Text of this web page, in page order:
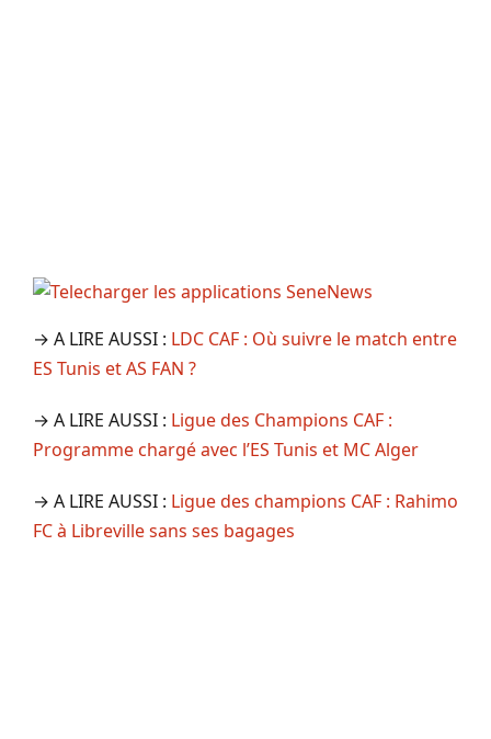
→ A LIRE AUSSI : LDC CAF : Où suivre le match entre
ES Tunis et AS FAN ?
→ A LIRE AUSSI : Ligue des Champions CAF :
Programme chargé avec l’ES Tunis et MC Alger
→ A LIRE AUSSI : Ligue des champions CAF : Rahimo
FC à Libreville sans ses bagages